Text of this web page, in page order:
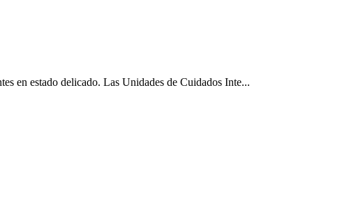
en estado delicado. Las Unidades de Cuidados Inte...